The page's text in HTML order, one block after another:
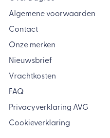
Algemene voorwaarden
Contact
Onze merken
Nieuwsbrief
Vrachtkosten
FAQ
Privacyverklaring AVG
Cookieverklaring